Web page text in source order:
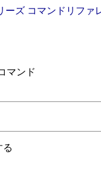
ーズ コマンドリファ
マンド
る